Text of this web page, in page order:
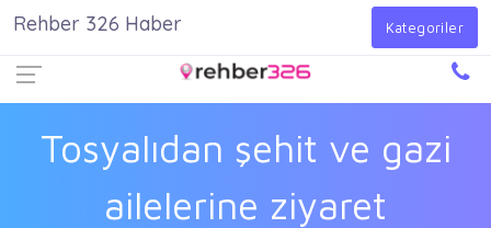
Giriş Yap
Tosyalıdan şehit ve gazi
ailelerine ziyaret
Rehber 326 Haber Kategoriler